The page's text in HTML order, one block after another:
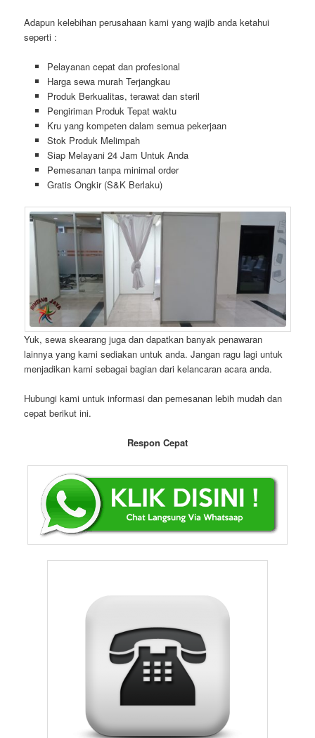
Adapun kelebihan perusahaan kami yang wajib anda ketahui
seperti :
Pelayanan cepat dan profesional
Harga sewa murah Terjangkau
Produk Berkualitas, terawat dan steril
Pengiriman Produk Tepat waktu
Kru yang kompeten dalam semua pekerjaan
Stok Produk Melimpah
Siap Melayani 24 Jam Untuk Anda
Pemesanan tanpa minimal order
Gratis Ongkir (S&K Berlaku)
Yuk, sewa skearang juga dan dapatkan banyak penawaran
lainnya yang kami sediakan untuk anda. Jangan ragu lagi untuk
menjadikan kami sebagai bagian dari kelancaran acara anda.
Hubungi kami untuk informasi dan pemesanan lebih mudah dan
cepat berikut ini.
Respon Cepat